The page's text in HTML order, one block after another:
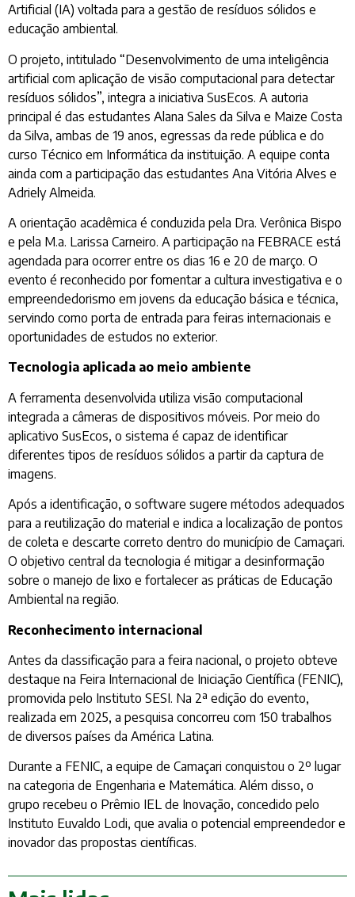
Artificial (IA) voltada para a gestão de resíduos sólidos e
educação ambiental.
O projeto, intitulado “Desenvolvimento de uma inteligência
artificial com aplicação de visão computacional para detectar
resíduos sólidos”, integra a iniciativa SusEcos. A autoria
principal é das estudantes Alana Sales da Silva e Maize Costa
da Silva, ambas de 19 anos, egressas da rede pública e do
curso Técnico em Informática da instituição. A equipe conta
ainda com a participação das estudantes Ana Vitória Alves e
Adriely Almeida.
A orientação acadêmica é conduzida pela Dra. Verônica Bispo
e pela M.a. Larissa Carneiro. A participação na FEBRACE está
agendada para ocorrer entre os dias 16 e 20 de março. O
evento é reconhecido por fomentar a cultura investigativa e o
empreendedorismo em jovens da educação básica e técnica,
servindo como porta de entrada para feiras internacionais e
oportunidades de estudos no exterior.
Tecnologia aplicada ao meio ambiente
A ferramenta desenvolvida utiliza visão computacional
integrada a câmeras de dispositivos móveis. Por meio do
aplicativo SusEcos, o sistema é capaz de identificar
diferentes tipos de resíduos sólidos a partir da captura de
imagens.
Após a identificação, o software sugere métodos adequados
para a reutilização do material e indica a localização de pontos
de coleta e descarte correto dentro do município de Camaçari.
O objetivo central da tecnologia é mitigar a desinformação
sobre o manejo de lixo e fortalecer as práticas de Educação
Ambiental na região.
Reconhecimento internacional
Antes da classificação para a feira nacional, o projeto obteve
destaque na Feira Internacional de Iniciação Científica (FENIC),
promovida pelo Instituto SESI. Na 2ª edição do evento,
realizada em 2025, a pesquisa concorreu com 150 trabalhos
de diversos países da América Latina.
Durante a FENIC, a equipe de Camaçari conquistou o 2º lugar
na categoria de Engenharia e Matemática. Além disso, o
grupo recebeu o Prêmio IEL de Inovação, concedido pelo
Instituto Euvaldo Lodi, que avalia o potencial empreendedor e
inovador das propostas científicas.